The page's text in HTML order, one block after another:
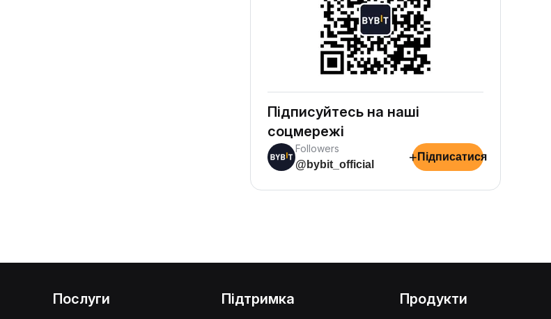
Підписуйтесь на наші
соцмережі
Followers
@bybit_official
+ Підписатися
Послуги Підтримка Продукти